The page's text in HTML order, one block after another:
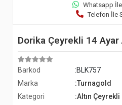
Whatsapp
Telefon İle
Dorika Çeyrekli 14
Barkod
:BLK757
Marka
:Turnagold
Kategori
:Altın